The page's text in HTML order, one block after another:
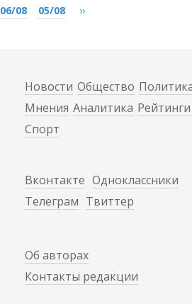
06/08 05/08 ››
Новости Общество
Мнения Аналитика Рейтинги
Спорт
Вконтакте Одноклассники
Телеграм Твиттер
Об авторах
Контакты редакции